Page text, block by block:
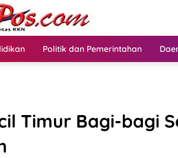
Politik dan Pemerintahan
Timur Bagi-bagi